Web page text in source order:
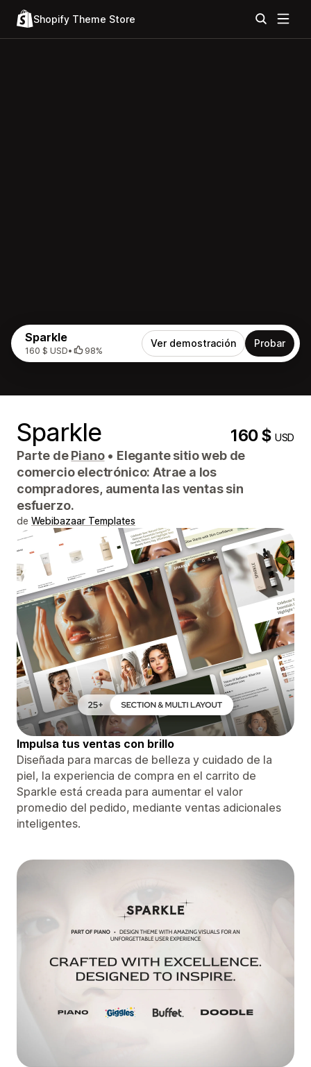
Shopify Theme Store
Sparkle
160 $ USD• 98%
Ver demostración Probar
Sparkle 160 $USD
Parte dePiano • Elegante sitio web de
comercio electrónico: Atrae a los
compradores, aumenta las ventas sin
esfuerzo.
de Webibazaar Templates
Impulsa tus ventas con brillo
Diseñada para marcas de belleza y cuidado de la
piel, la experiencia de compra en el carrito de
Sparkle está creada para aumentar el valor
promedio del pedido, mediante ventas adicionales
inteligentes.